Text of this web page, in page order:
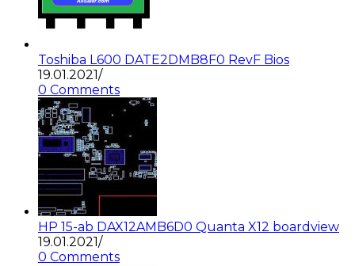
Toshiba L600 DATE2DMB8F0 RevF Bios
19.01.2021/
0 Comments
HP 15-ab DAX12AMB6D0 Quanta X12 boardview
19.01.2021/
0 Comments